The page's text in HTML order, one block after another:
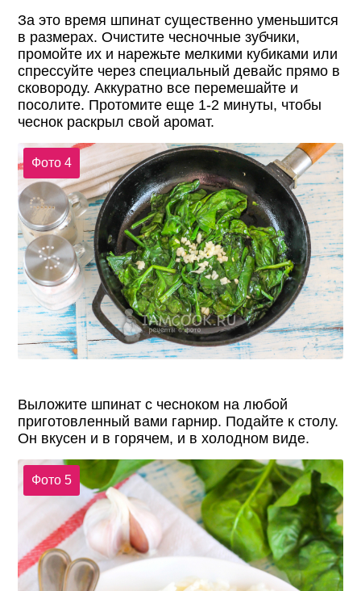
За это время шпинат существенно уменьшится
в размерах. Очистите чесночные зубчики,
промойте их и нарежьте мелкими кубиками или
спрессуйте через специальный девайс прямо в
сковороду. Аккуратно все перемешайте и
посолите. Протомите еще 1-2 минуты, чтобы
чеснок раскрыл свой аромат.
Фото 4
Выложите шпинат с чесноком на любой
приготовленный вами гарнир. Подайте к столу.
Он вкусен и в горячем, и в холодном виде.
Фото 5